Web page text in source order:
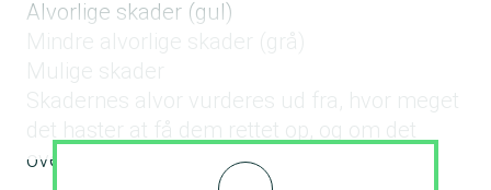
Alvorlige skader (gul)
Mulige skader
Skadernes alvor vurderes ud fra, hvor meget
det haster at få dem rettet op, og om det
overhovedet er nødvendigt.